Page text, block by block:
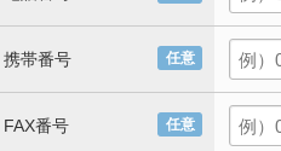
任意
携帯番号
任意
FAX番号